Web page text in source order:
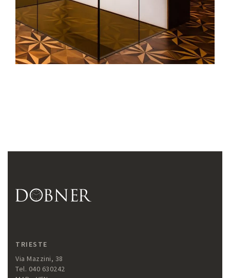
TRIESTE
Via Mazzini, 38
Tel. 040 630242